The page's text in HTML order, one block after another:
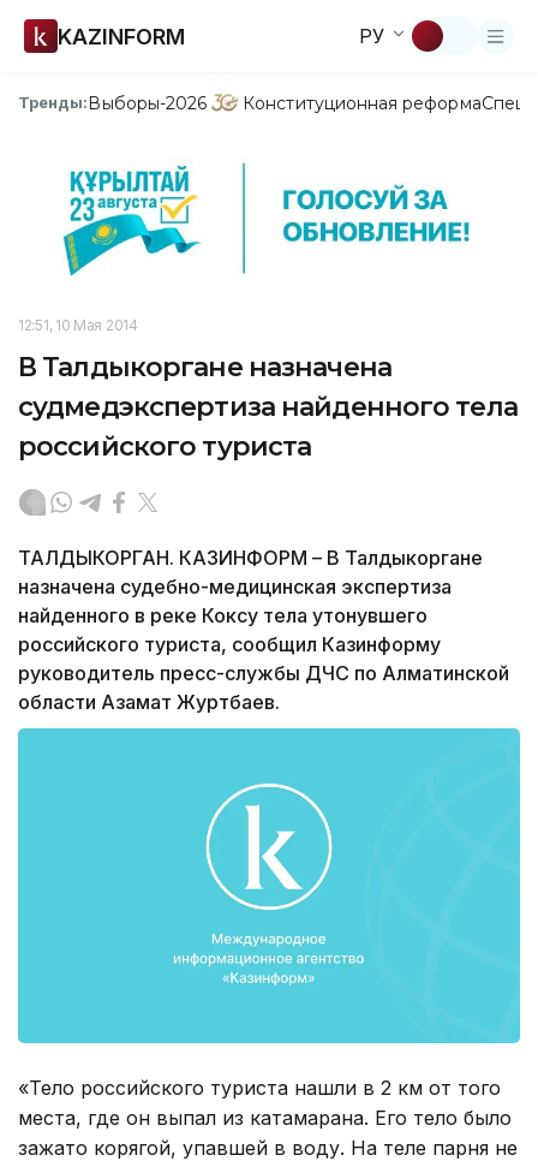
KAZINFORM РУ
Тренды:Выборы-2026 Конституционная реформа
12:51, 10 Мая 2014
В Талдыкоргане назначена
судмедэкспертиза найденного тела
российского туриста
ТАЛДЫКОРГАН. КАЗИНФОРМ – В Талдыкоргане
назначена судебно-медицинская экспертиза
найденного в реке Коксу тела утонувшего
российского туриста, сообщил Казинформу
руководитель пресс-службы ДЧС по Алматинской
области Азамат Журтбаев.
«Тело российского туриста нашли в 2 км от того
места, где он выпал из катамарана. Его тело было
зажато корягой, упавшей в воду. На теле парня не